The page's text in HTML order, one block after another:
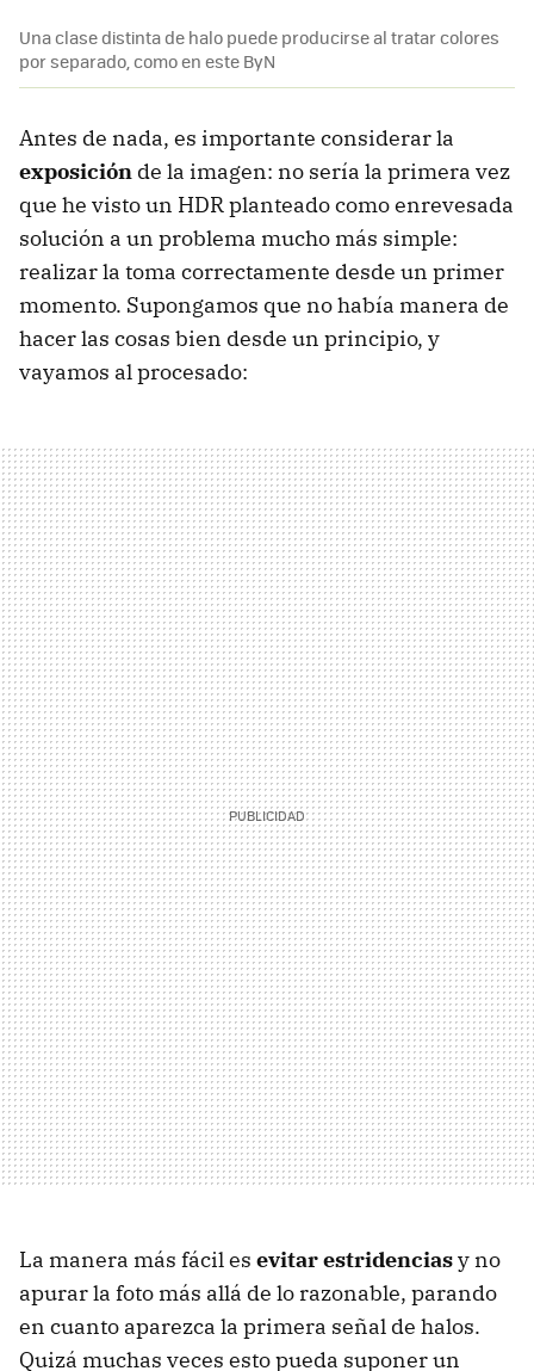
Una clase distinta de halo puede producirse al tratar colores
por separado, como en este ByN
Antes de nada, es importante considerar la
exposición de la imagen: no sería la primera vez
que he visto un HDRplanteado como enrevesada
solución a un problema mucho más simple:
realizar la toma correctamente desde un primer
momento. Supongamos que no había manera de
hacer las cosas bien desde un principio, y
vayamos al procesado:
La manera más fácil es evitar estridenciasy no
apurar la foto más allá de lo razonable, parando
en cuanto aparezca la primera señal de halos.
Quizá muchas veces esto pueda suponer un